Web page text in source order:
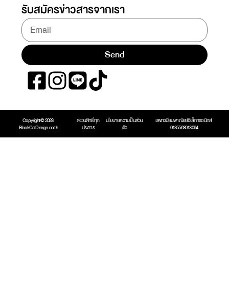
รับสมัครข่าวสารจากเรา
Send
Copyright © 2023
BlackCatDesign.co.th
สงวนสิทธิ์ทุก
ประการ
นโยบายความเป็นส่วน
ตัว
เลขทะเบียนพาณิชย์อิเล็กทรอนิกส์
0135563013064